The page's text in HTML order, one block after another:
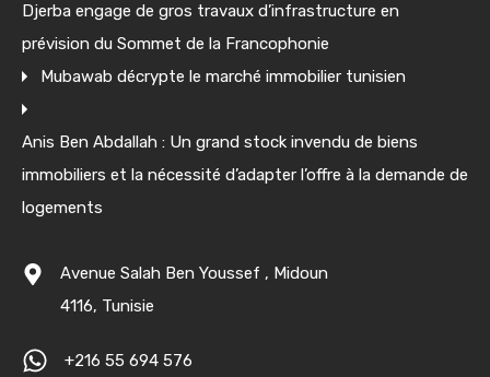
Djerba engage de gros travaux d’infrastructure en
prévision du Sommet de la Francophonie
Mubawab décrypte le marché immobilier tunisien
Anis Ben Abdallah : Un grand stock invendu de biens
immobiliers et la nécessité d’adapter l’offre à la demande de
logements
Avenue Salah Ben Youssef , Midoun
4116, Tunisie
+216 55 694 576